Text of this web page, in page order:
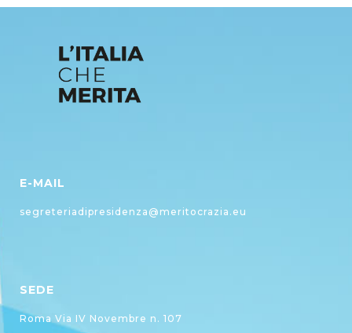
E-MAIL
segreteriadipresidenza@meritocrazia.eu
SEDE
Roma Via IV Novembre n. 107